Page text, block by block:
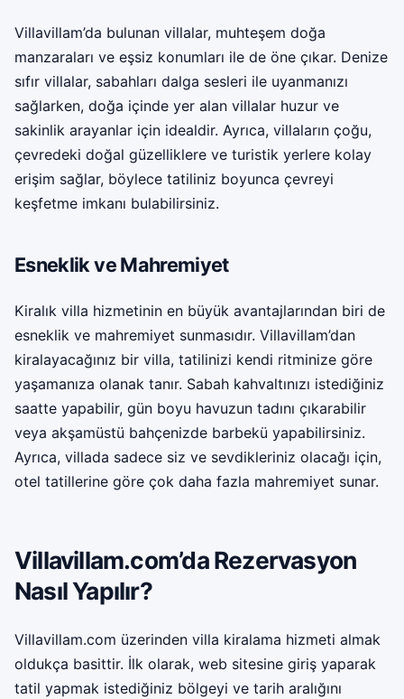
Villavillam’da bulunan villalar, muhteşem doğa
manzaraları ve eşsiz konumları ile de öne çıkar. Denize
sıfır villalar, sabahları dalga sesleri ile uyanmanızı
sağlarken, doğa içinde yer alan villalar huzur ve
sakinlik arayanlar için idealdir. Ayrıca, villaların çoğu,
çevredeki doğal güzelliklere ve turistik yerlere kolay
erişim sağlar, böylece tatiliniz boyunca çevreyi
keşfetme imkanı bulabilirsiniz.
Esneklik ve Mahremiyet
Kiralık villa hizmetinin en büyük avantajlarından biri de
esneklik ve mahremiyet sunmasıdır. Villavillam’dan
kiralayacağınız bir villa, tatilinizi kendi ritminize göre
yaşamanıza olanak tanır. Sabah kahvaltınızı istediğiniz
saatte yapabilir, gün boyu havuzun tadını çıkarabilir
veya akşamüstü bahçenizde barbekü yapabilirsiniz.
Ayrıca, villada sadece siz ve sevdikleriniz olacağı için,
otel tatillerine göre çok daha fazla mahremiyet sunar.
Villavillam.com’da Rezervasyon
Nasıl Yapılır?
Villavillam.com üzerinden villa kiralama hizmeti almak
oldukça basittir. İlk olarak, web sitesine giriş yaparak
tatil yapmak istediğiniz bölgeyi ve tarih aralığını